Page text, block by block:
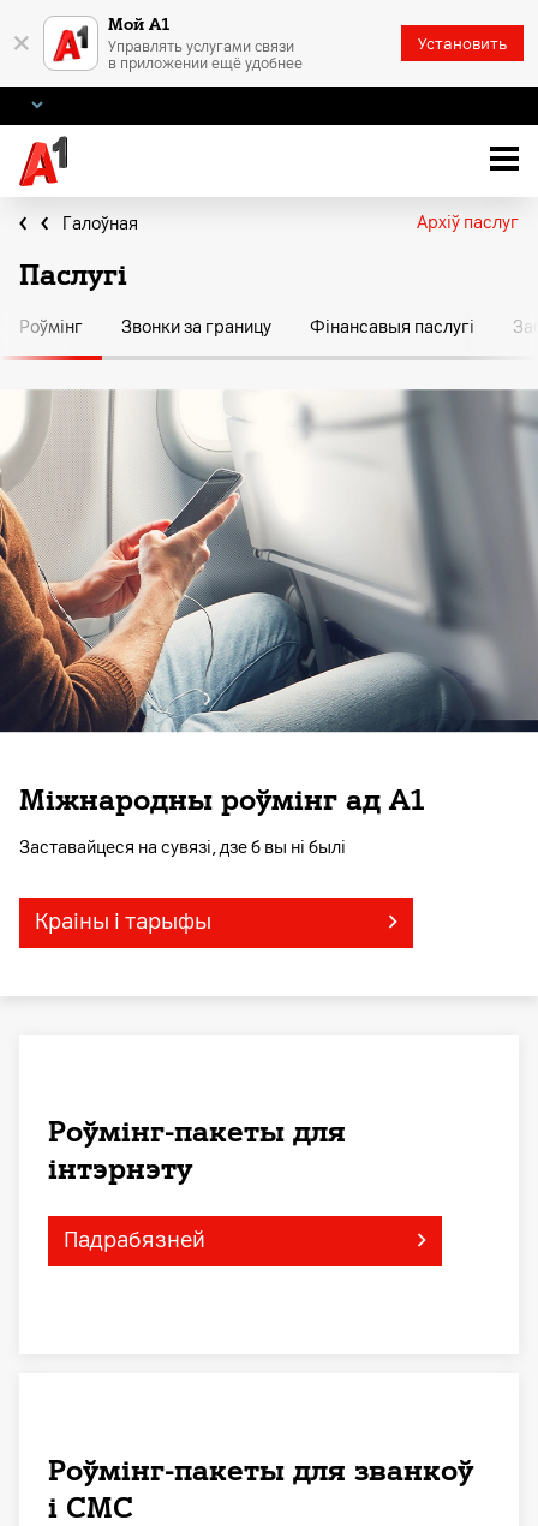
× Мой А1
Управлять услугами связи
в приложении ещё удобнее
Установить
Галоўная Архіў паслуг
Паслугі
Роўмінг Звонки за границу Фінансавыя паслугі
Міжнародны роўмінг ад А1
Заставайцеся на сувязі, дзе б вы ні былі
Краіны і тарыфы
Роўмінг-пакеты для
інтэрнэту
Падрабязней
Роўмінг-пакеты для званкоў
і СМС